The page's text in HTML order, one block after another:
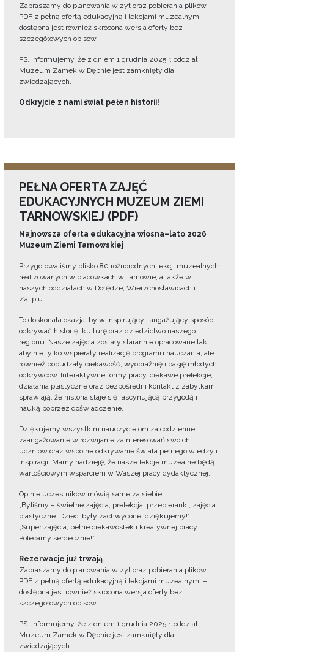
Zapraszamy do planowania wizyt oraz pobierania plików
PDF z pełną ofertą edukacyjną i lekcjami muzealnymi –
dostępna jest również skrócona wersja oferty bez
szczegółowych opisów.
PS. Informujemy, że z dniem 1 grudnia 2025 r. oddział
Muzeum Zamek w Dębnie jest zamknięty dla
zwiedzających.
Odkryjcie z nami świat pełen historii!
PEŁNA OFERTA ZAJĘĆ
EDUKACYJNYCH MUZEUM ZIEMI
TARNOWSKIEJ (PDF)
Najnowsza oferta edukacyjna wiosna–lato 2026
Muzeum Ziemi Tarnowskiej
Przygotowaliśmy blisko 80 różnorodnych lekcji muzealnych
realizowanych w placówkach w Tarnowie, a także w
naszych oddziałach w Dołędze, Wierzchosławicach i
Zalipiu.
To doskonała okazja, by w inspirujący i angażujący sposób
odkrywać historię, kulturę oraz dziedzictwo naszego
regionu. Nasze zajęcia zostały starannie opracowane tak,
aby nie tylko wspierały realizację programu nauczania, ale
również pobudzały ciekawość, wyobraźnię i pasję młodych
odkrywców. Interaktywne formy pracy, ciekawe prelekcje,
działania plastyczne oraz bezpośredni kontakt z zabytkami
sprawiają, że historia staje się fascynującą przygodą i
nauką poprzez doświadczenie.
Dziękujemy wszystkim nauczycielom za codzienne
zaangażowanie w rozwijanie zainteresowań swoich
uczniów oraz wspólne odkrywanie świata pełnego wiedzy i
inspiracji. Mamy nadzieję, że nasze lekcje muzealne będą
wartościowym wsparciem w Waszej pracy dydaktycznej.
Opinie uczestników mówią same za siebie:
„Byliśmy – świetne zajęcia, prelekcja, przebieranki, zajęcia
plastyczne. Dzieci były zachwycone, dziękujemy!”
„Super zajęcia, pełne ciekawostek i kreatywnej pracy.
Polecamy serdecznie!”
Rezerwacje już trwają
Zapraszamy do planowania wizyt oraz pobierania plików
PDF z pełną ofertą edukacyjną i lekcjami muzealnymi –
dostępna jest również skrócona wersja oferty bez
szczegółowych opisów.
PS. Informujemy, że z dniem 1 grudnia 2025 r. oddział
Muzeum Zamek w Dębnie jest zamknięty dla
zwiedzających.